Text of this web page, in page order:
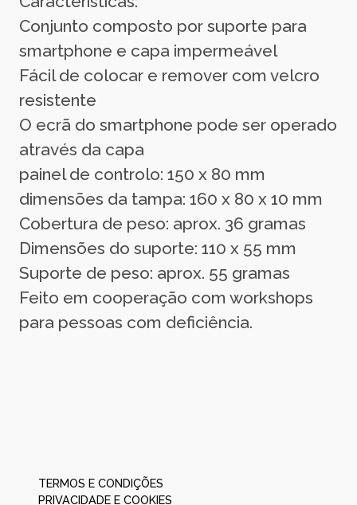
Conjunto composto por suporte para
smartphone e capa impermeável
Fácil de colocar e remover com velcro
resistente
O ecrã do smartphone pode ser operado
através da capa
painel de controlo: 150 x 80 mm
dimensões da tampa: 160 x 80 x 10 mm
Cobertura de peso: aprox. 36 gramas
Dimensões do suporte: 110 x 55 mm
Suporte de peso: aprox. 55 gramas
Feito em cooperação com workshops
para pessoas com deficiência.
TERMOS E CONDIÇÕES
PRIVACIDADE E COOKIES